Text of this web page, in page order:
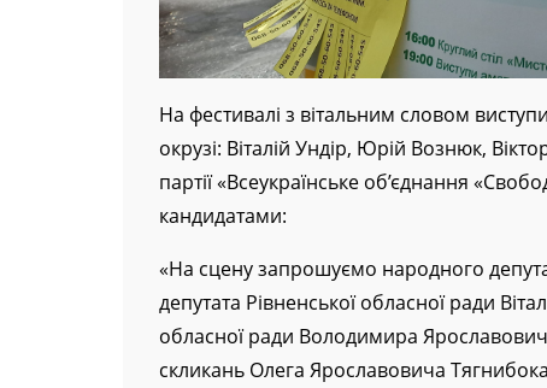
На фестивалі з вітальним словом
окрузі: Віталій Ундір, Юрій Вознюк,
партії «Всеукраїнське об’єднання
кандидатами:
«На сцену запрошуємо народного
депутата Рівненської обласної ради
обласної ради Володимира
скликань Олега Ярославовича